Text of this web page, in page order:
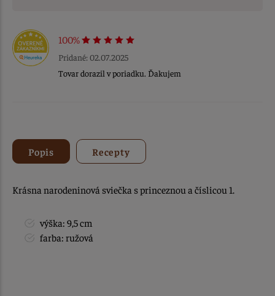
100%
Pridané: 02.07.2025
Tovar dorazil v poriadku. Ďakujem
Popis Recepty
Krásna narodeninová sviečka s princeznou a číslicou 1.
výška: 9,5 cm
farba: ružová